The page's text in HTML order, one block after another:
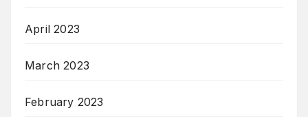
April 2023
March 2023
February 2023